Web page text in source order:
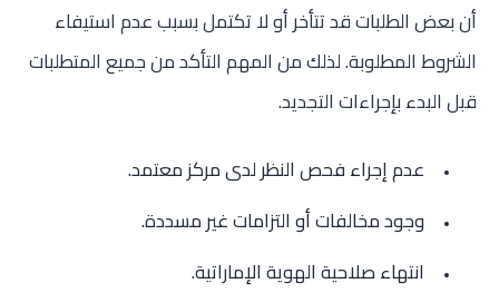
أن بعض الطلبات قد تتأخر أو لا تكتمل بسبب عدم استيفاء
الشروط المطلوبة. لذلك من المهم التأكد من جميع المتطلبات
قبل البدء بإجراءات التجديد.
عدم إجراء فحص النظر لدى مركز معتمد.
وجود مخالفات أو التزامات غير مسددة.
انتهاء صلاحية الهوية الإماراتية.